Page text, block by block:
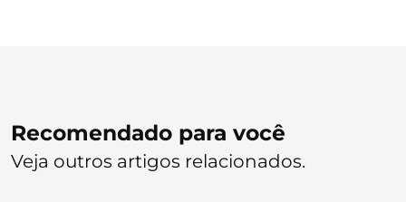
Recomendado para você
Veja outros artigos relacionados.